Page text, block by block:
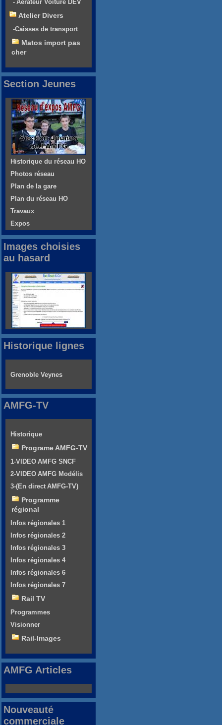
- Aérateur Voiture DEV
Atelier Divers
-Caisses de transport
Matos import pas
cher
Section Jeunes
Historique du réseau HO
Photos réseau
Plan de la gare
Plan du réseau HO
Travaux
Expos
Images choisies
au hasard
Historique lignes
Grenoble Veynes
AMFG-TV
Historique
Programe AMFG-TV
1-VIDEO AMFG SNCF
2-VIDEO AMFG Modélis
3-(En direct AMFG-TV)
Programme
régional
Infos régionales 1
Infos régionales 2
Infos régionales 3
Infos régionales 4
Infos régionales 6
Infos régionales 7
Rail TV
Programmes
Visionner
Rail-Images
AMFG Articles
Nouveauté
commerciale